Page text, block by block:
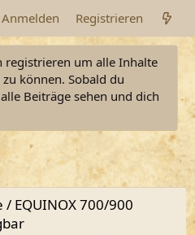
Anmelden Registrieren
registrieren um alle Inhalte
können. Sobald du
Beiträge sehen und dich
EQUINOX 700/900